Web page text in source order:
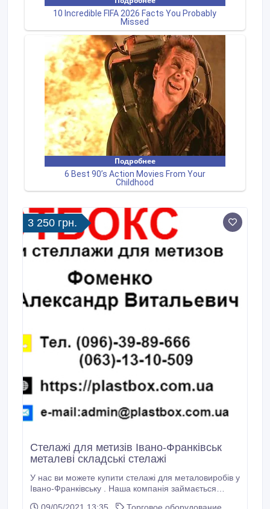
3 250 грн.
Стелажі для метизів Івано-Франківськ
металеві складські стелажі
У нас ви можете купити стелажі для металовиробів у
Івано-Франківську . Наша компанія займається